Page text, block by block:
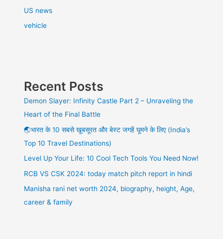
US news
vehicle
Recent Posts
Demon Slayer: Infinity Castle Part 2 – Unraveling the
Heart of the Final Battle
🌏भारत के 10 सबसे खूबसूरत और बेस्ट जगहें घूमने के लिए (India’s
Top 10 Travel Destinations)
Level Up Your Life: 10 Cool Tech Tools You Need Now!
RCB VS CSK 2024: today match pitch report in hindi
Manisha rani net worth 2024, biography, height, Age,
career & family